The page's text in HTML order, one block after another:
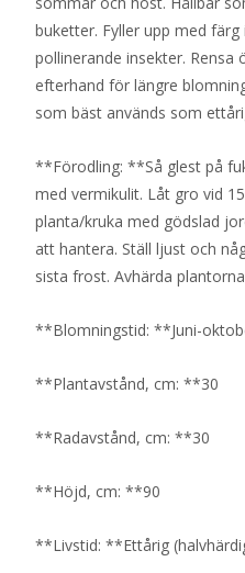
buketter. Fyller upp med
pollinerande insekter.
efterhand för längre
som bäst används som
**Förodling: **Så glest på
med vermikulit. Låt gro vid
planta/kruka med gödslad
att hantera. Ställ ljust och
sista frost. Avhärda
**Blomningstid: **Juni-
**Plantavstånd, cm: **30
**Radavstånd, cm: **30
**Höjd, cm: **90
**Livstid: **Ettårig